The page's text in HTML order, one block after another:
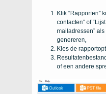
Klik “Rapporten”
contacten” of
mailadressen”
genereren,
Kies de
of een andere